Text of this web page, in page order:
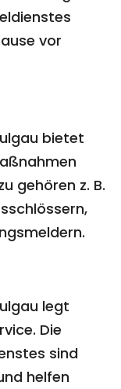
vor
bietet
gehören z. B.
legt
Die
sind
helfen